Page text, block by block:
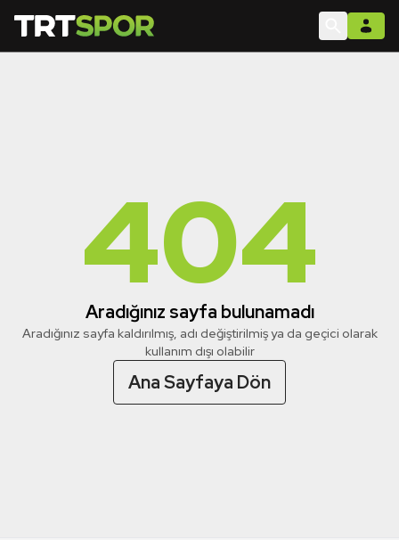
404
Aradığınız sayfa bulunamadı
Aradığınız sayfa kaldırılmış, adı değiştirilmiş ya da geçici olarak
kullanım dışı olabilir
Ana Sayfaya Dön